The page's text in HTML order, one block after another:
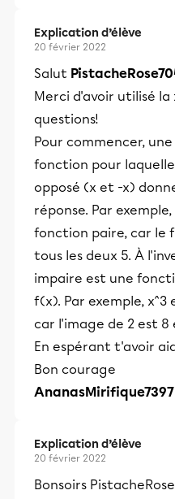
Explication d’élève
20 février 2022
Salut
Merci d'avoir utilisé
questions!
Pour commencer,
fonction pour
opposé (x et -x)
réponse. Par
fonction paire, car le
tous les deux 5. À
impaire est une
f(x). Par exemple,
car l'image de 2 est
En espérant t'avoir
Bon courage
AnanasMirifique7397
Explication d’élève
20 février 2022
Bonsoirs